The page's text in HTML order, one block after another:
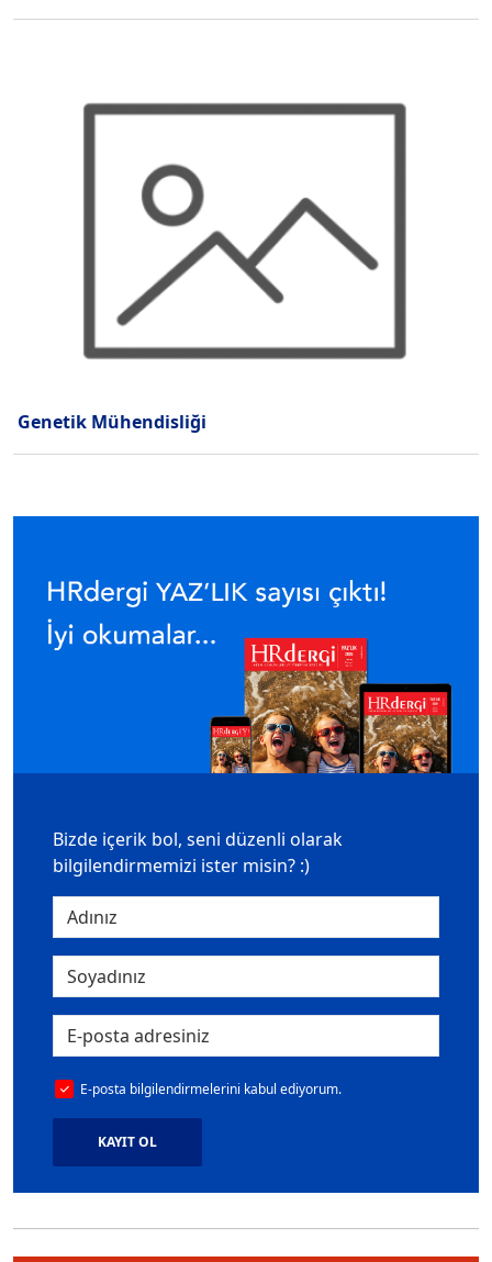
Genetik Mühendisliği
Bizde içerik bol, seni düzenli olarak
bilgilendirmemizi ister misin? :)
E-posta bilgilendirmelerini kabul ediyorum.
KAYIT OL